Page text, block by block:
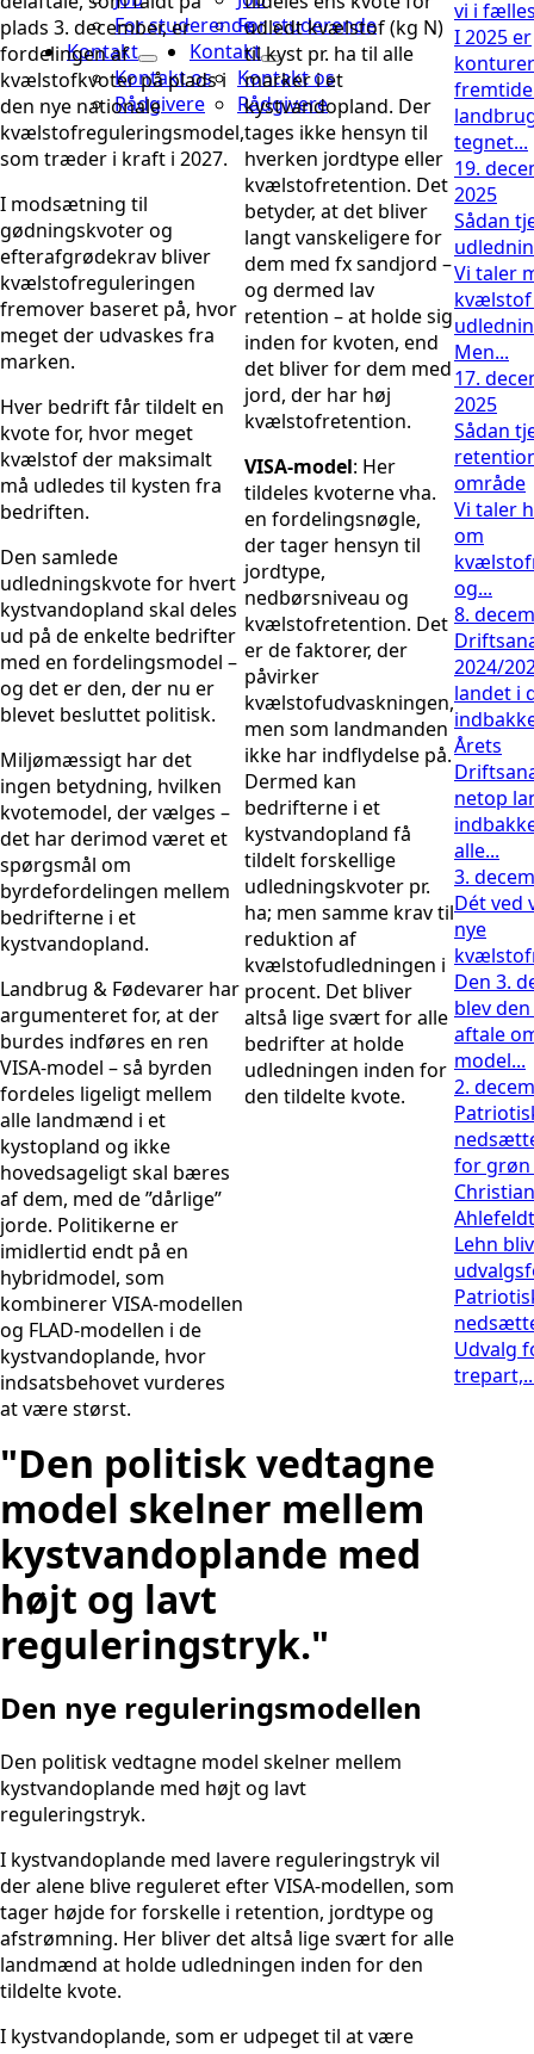
For studerende
Kontakt
Kontakt os
Rådgivere
For studerende
Kontakt
Kontakt os
Rådgivere
plads 3. december, er
fordelingen af
kvælstofkvoter på plads i
den nye nationale
kvælstofreguleringsmodel,
som træder i kraft i 2027.
I modsætning til
gødningskvoter og
efterafgrødekrav bliver
kvælstofreguleringen
fremover baseret på, hvor
meget der udvaskes fra
marken.
Hver bedrift får tildelt en
kvote for, hvor meget
kvælstof der maksimalt
må udledes til kysten fra
bedriften.
Den samlede
udledningskvote for hvert
kystvandopland skal deles
ud på de enkelte bedrifter
med en fordelingsmodel –
og det er den, der nu er
blevet besluttet politisk.
Miljømæssigt har det
ingen betydning, hvilken
kvotemodel, der vælges –
det har derimod været et
spørgsmål om
byrdefordelingen mellem
bedrifterne i et
kystvandopland.
Landbrug & Fødevarer har
argumenteret for, at der
burdes indføres en ren
VISA-model – så byrden
fordeles ligeligt mellem
alle landmænd i et
kystopland og ikke
hovedsageligt skal bæres
af dem, med de ”dårlige”
jorde. Politikerne er
imidlertid endt på en
hybridmodel, som
kombinerer VISA-modellen
og FLAD-modellen i de
kystvandoplande, hvor
indsatsbehovet vurderes
at være størst.
udledt kvælstof (kg N)
til kyst pr. ha til alle
marker i et
kystvandopland. Der
tages ikke hensyn til
hverken jordtype eller
kvælstofretention. Det
betyder, at det bliver
langt vanskeligere for
dem med fx sandjord –
og dermed lav
retention – at holde sig
inden for kvoten, end
det bliver for dem med
jord, der har høj
kvælstofretention.
VISA-model: Her
tildeles kvoterne vha.
en fordelingsnøgle,
der tager hensyn til
jordtype,
nedbørsniveau og
kvælstofretention. Det
er de faktorer, der
påvirker
kvælstofudvaskningen,
men som landmanden
ikke har indflydelse på.
Dermed kan
bedrifterne i et
kystvandopland få
tildelt forskellige
udledningskvoter pr.
ha; men samme krav til
reduktion af
kvælstofudledningen i
procent. Det bliver
altså lige svært for alle
bedrifter at holde
udledningen inden for
den tildelte kvote.
"Den politisk vedtagne
model skelner mellem
kystvandoplande med
højt og lavt
reguleringstryk."
Den nye reguleringsmodellen
Den politisk vedtagne model skelner mellem
kystvandoplande med højt og lavt
reguleringstryk.
I kystvandoplande med lavere reguleringstryk vil
der alene blive reguleret efter VISA-modellen, som
tager højde for forskelle i retention, jordtype og
afstrømning. Her bliver det altså lige svært for alle
landmænd at holde udledningen inden for den
tildelte kvote.
I kystvandoplande, som er udpeget til at være
vi i
I 2025 er
tegnet...
19.
2025
Sådan
Vi taler
Men...
17.
2025
Sådan
område
Vi taler
om
og...
8.
2024/
landet i
Årets
netop
alle...
3.
Dét ved
nye
Den 3.
blev
aftale
model...
2.
for
Christian
Lehn
Udvalg